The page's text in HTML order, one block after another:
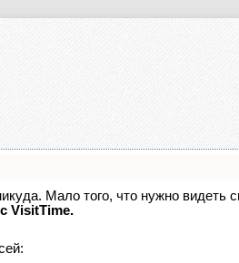
Мало того, что нужно видеть
VisitTime.